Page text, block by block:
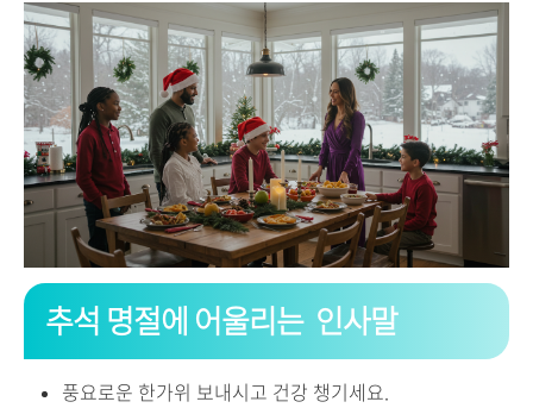
추석 명절에 어울리는 인사말
풍요로운 한가위 보내시고 건강 챙기세요.